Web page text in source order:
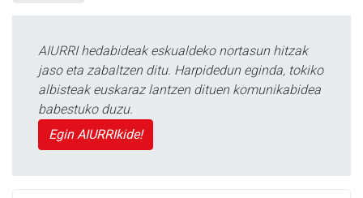
AIURRI hedabideak eskualdeko nortasun hitzak
jaso eta zabaltzen ditu. Harpidedun eginda, tokiko
albisteak euskaraz lantzen dituen komunikabidea
babestuko duzu.
Egin AIURRIkide!